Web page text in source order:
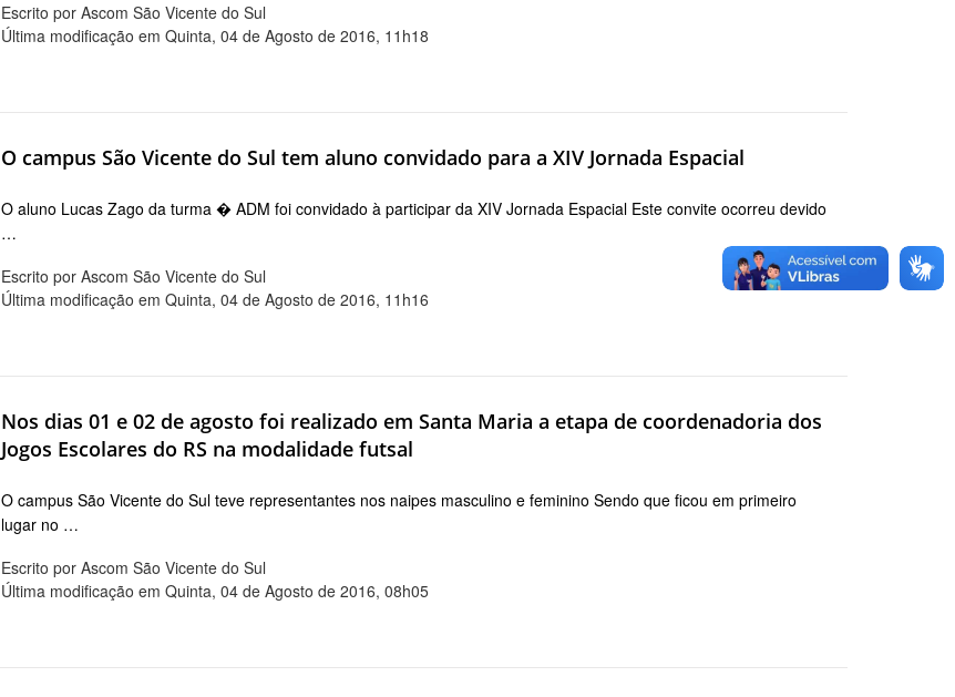
Escrito por Ascom São Vicente do Sul
Última modificação em Quinta, 04 de Agosto de 2016, 11h18
O campus São Vicente do Sul tem aluno convidado para a XIV Jornada Espacial
O aluno Lucas Zago da turma � ADM foi convidado à participar da XIV Jornada Espacial Este convite ocorreu devido
…
Escrito por Ascom São Vicente do Sul
Última modificação em Quinta, 04 de Agosto de 2016, 11h16
Nos dias 01 e 02 de agosto foi realizado em Santa Maria a etapa de coordenadoria dos
Jogos Escolares do RS na modalidade futsal
O campus São Vicente do Sul teve representantes nos naipes masculino e feminino Sendo que ficou em primeiro
lugar no …
Escrito por Ascom São Vicente do Sul
Última modificação em Quinta, 04 de Agosto de 2016, 08h05